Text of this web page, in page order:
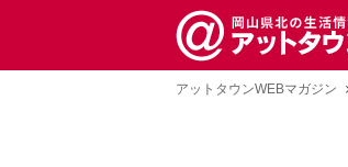
アットタウンWEBマガジン